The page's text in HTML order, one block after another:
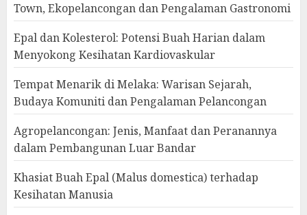
Town, Ekopelancongan dan Pengalaman Gastronomi
Epal dan Kolesterol: Potensi Buah Harian dalam
Menyokong Kesihatan Kardiovaskular
Tempat Menarik di Melaka: Warisan Sejarah,
Budaya Komuniti dan Pengalaman Pelancongan
Agropelancongan: Jenis, Manfaat dan Peranannya
dalam Pembangunan Luar Bandar
Khasiat Buah Epal (Malus domestica) terhadap
Kesihatan Manusia